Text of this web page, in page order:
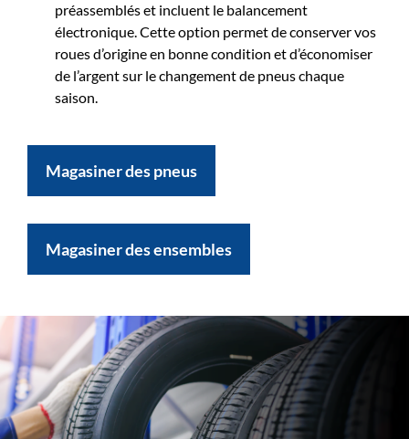
préassemblés et incluent le balancement
électronique. Cette option permet de conserver vos
roues d’origine en bonne condition et d’économiser
de l’argent sur le changement de pneus chaque
saison.
Magasiner des pneus
Magasiner des ensembles